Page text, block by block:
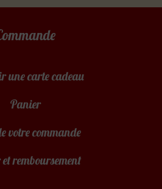
une carte cadeau
Panier
votre commande
remboursement